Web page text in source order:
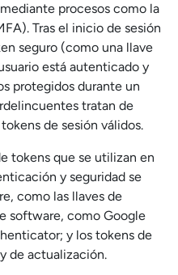
procesos como la
Tras el inicio de sesión
seguro (como una llave
está autenticado y
protegidos durante un
tratan de
de sesión válidos.
tokens que se utilizan en
y seguridad se
como las llaves de
software, como Google
y los tokens de
de actualización.